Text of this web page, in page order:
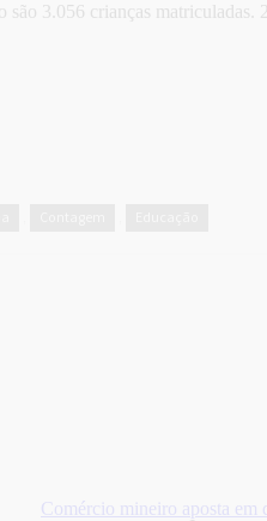
3.056 crianças
Comércio mineiro aposta em